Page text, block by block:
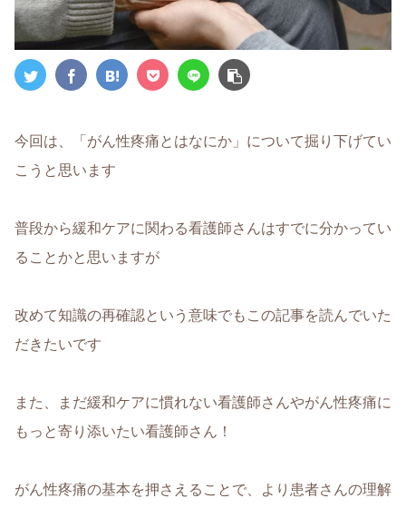
今回は、「がん性疼痛とはなにか」について掘り下げてい
こうと思います
普段から緩和ケアに関わる看護師さんはすでに分かってい
ることかと思いますが
改めて知識の再確認という意味でもこの記事を読んでいた
だきたいです
また、まだ緩和ケアに慣れない看護師さんやがん性疼痛に
もっと寄り添いたい看護師さん！
がん性疼痛の基本を押さえることで、より患者さんの理解